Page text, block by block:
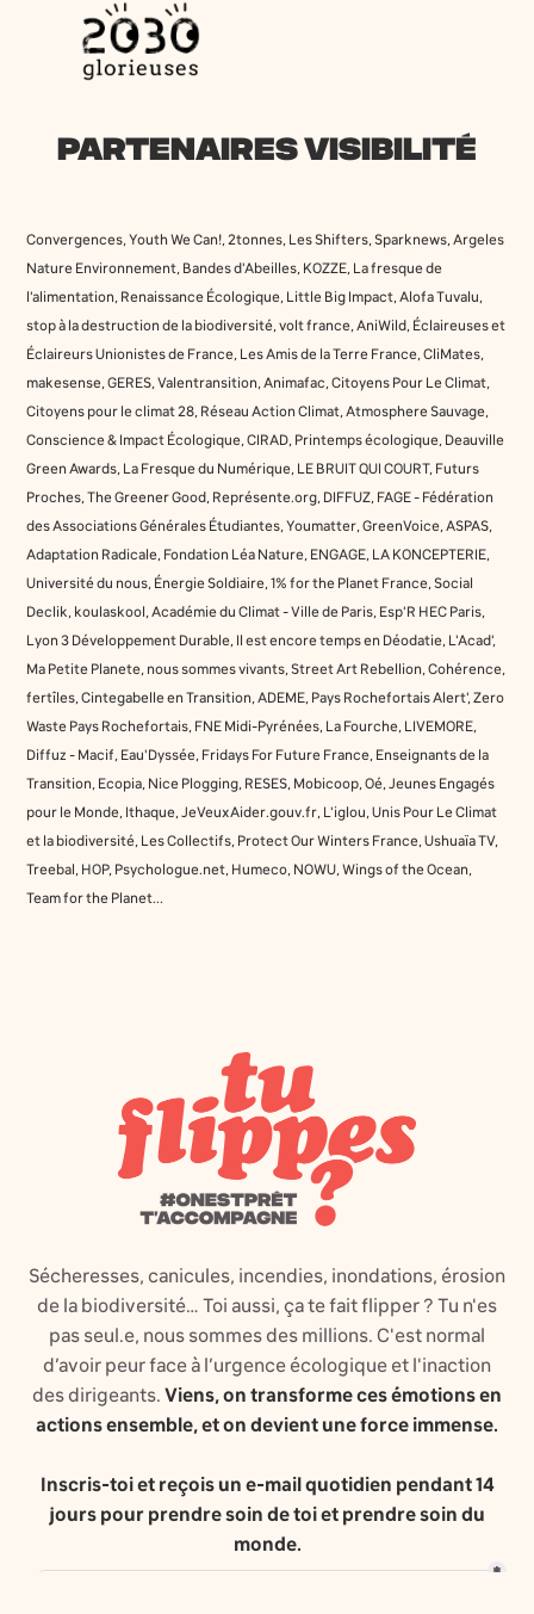
PARTENAIRES VISIBILITÉ
Convergences, Youth We Can!, 2tonnes, Les Shifters, Sparknews, Argeles
Nature Environnement, Bandes d'Abeilles, KOZZE, La fresque de
l'alimentation, Renaissance Écologique, Little Big Impact, Alofa Tuvalu,
stop à la destruction de la biodiversité, volt france, AniWild, Éclaireuses et
Éclaireurs Unionistes de France, Les Amis de la Terre France, CliMates,
makesense, GERES, Valentransition, Animafac, Citoyens Pour Le Climat,
Citoyens pour le climat 28, Réseau Action Climat, Atmosphere Sauvage,
Conscience & Impact Écologique, CIRAD, Printemps écologique, Deauville
Green Awards, La Fresque du Numérique, LE BRUIT QUI COURT, Futurs
Proches, The Greener Good, Représente.org, DIFFUZ, FAGE - Fédération
des Associations Générales Étudiantes, Youmatter, GreenVoice, ASPAS,
Adaptation Radicale, Fondation Léa Nature, ENGAGE, LA KONCEPTERIE,
Université du nous, Énergie Soldiaire, 1% for the Planet France, Social
Declik, koulaskool, Académie du Climat - Ville de Paris, Esp'R HEC Paris,
Lyon 3 Développement Durable, Il est encore temps en Déodatie, L'Acad',
Ma Petite Planete, nous sommes vivants, Street Art Rebellion, Cohérence,
fertîles, Cintegabelle en Transition, ADEME, Pays Rochefortais Alert', Zero
Waste Pays Rochefortais, FNE Midi-Pyrénées, La Fourche, LIVEMORE,
Diffuz - Macif, Eau'Dyssée, Fridays For Future France, Enseignants de la
Transition, Ecopia, Nice Plogging, RESES, Mobicoop, Oé, Jeunes Engagés
pour le Monde, Ithaque, JeVeuxAider.gouv.fr, L'iglou, Unis Pour Le Climat
et la biodiversité, Les Collectifs, Protect Our Winters France, Ushuaïa TV,
Treebal, HOP, Psychologue.net, Humeco, NOWU, Wings of the Ocean,
Team for the Planet...
Sécheresses, canicules, incendies, inondations, érosion
de la biodiversité… Toi aussi, ça te fait flipper ? Tu n'es
pas seul.e, nous sommes des millions. C'est normal
d’avoir peur face à l’urgence écologique et l'inaction
des dirigeants. Viens, on transforme ces émotions en
actions ensemble, et on devient une force immense.
Inscris-toi et reçois un e-mail quotidien pendant 14
jours pour prendre soin de toi et prendre soin du
monde.